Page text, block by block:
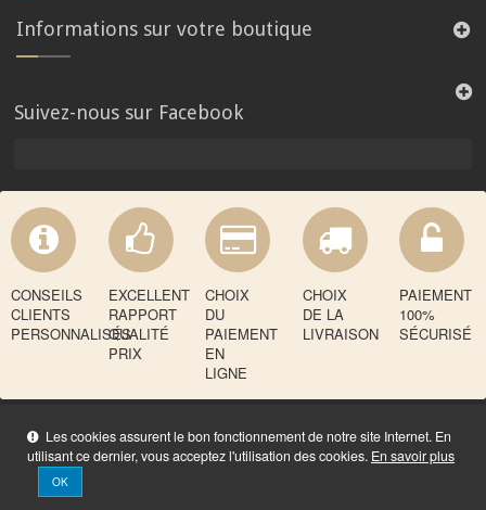
Les cookies assurent le bon fonctionnement de notre site Internet. En
utilisant ce dernier, vous acceptez l'utilisation des cookies. En savoir plus
OK
Informations sur votre boutique
Suivez-nous sur Facebook
CONSEILS
CLIENTS
PERSONNALISÉS
EXCELLENT
RAPPORT
QUALITÉ
PRIX
CHOIX
DU
PAIEMENT
EN
LIGNE
CHOIX
DE LA
LIVRAISON
PAIEMENT
100%
SÉCURISÉ